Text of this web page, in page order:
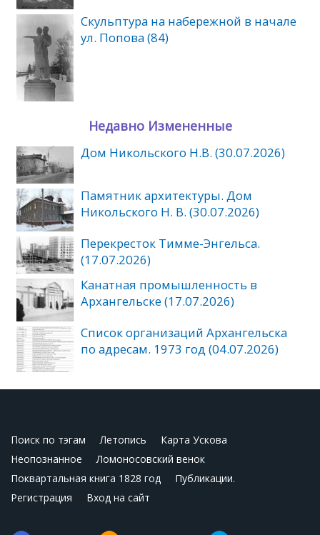
Скульптура на набережной в начале
ул. Попова (84)
Недавно Измененные
Дом Никольского Н.В. (30.07.2026)
Памятник архитектуры. Дом
Никольского Н. В. (30.07.2026)
Перекресток Тимме-Энгельса.
(17.07.2026)
Канатная промышленность в
Архангельске (17.07.2026)
Список организаций Архангельска
по адресам. 1973 год (04.07.2026)
Поиск по тэгам Летопись
Карта Ускова
Неопознанное
Ломоносовский венок
Поквартальная книга 1828 год
Публикации.
Регистрация
Вход на сайт